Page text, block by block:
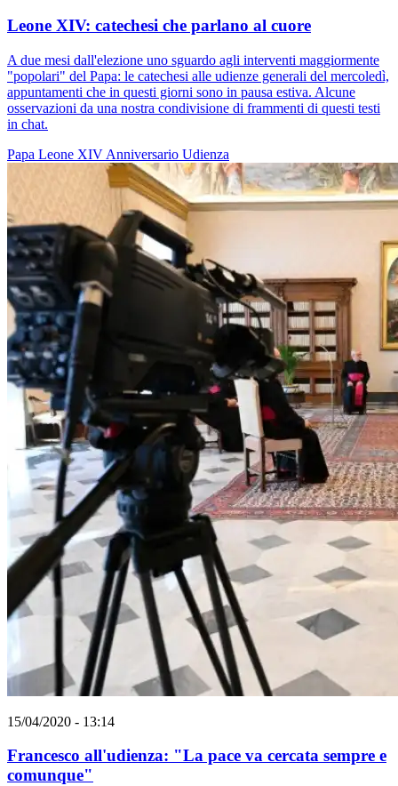
Leone XIV: catechesi che parlano al cuore
A due mesi dall'elezione uno sguardo agli interventi maggiormente
"popolari" del Papa: le catechesi alle udienze generali del mercoledì,
appuntamenti che in questi giorni sono in pausa estiva. Alcune
osservazioni da una nostra condivisione di frammenti di questi testi
in chat.
Papa Leone XIV Anniversario Udienza
15/04/2020 - 13:14
Francesco all'udienza: "La pace va cercata sempre e
comunque"